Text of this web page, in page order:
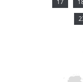
17